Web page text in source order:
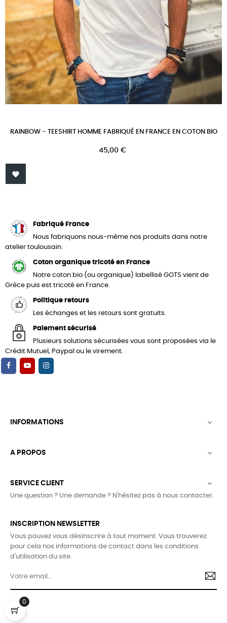
RAINBOW - TEESHIRT HOMME FABRIQUÉ EN FRANCE EN COTON BIO
Prix
45,00 €

Fabriqué France
Nous fabriquons nous-même nos produits dans notre
atelier toulousain.
Coton organique tricoté en France
Notre coton bio (ou organique) labellisé GOTS vient de
Grèce puis est tricoté en France.
Politique retours
Les échanges et les retours sont gratuits.
Paiement sécurisé
Plusieurs solutions sécurisées vous sont proposées via le
Crédit Mutuel, Paypal ou le virement.
INFORMATIONS 
A PROPOS 
SERVICE CLIENT 
Une question ? Une demande ? N'hésitez pas à nous contacter.
INSCRIPTION NEWSLETTER
Vous pouvez vous désinscrire à tout moment. Vous trouverez
pour cela nos informations de contact dans les conditions
d'utilisation du site.
0